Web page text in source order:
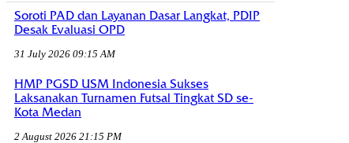
Soroti PAD dan Layanan Dasar Langkat, PDIP
Desak Evaluasi OPD
31 July 2026 09:15 AM
HMP PGSD USM Indonesia Sukses
Laksanakan Turnamen Futsal Tingkat SD se-
Kota Medan
2 August 2026 21:15 PM